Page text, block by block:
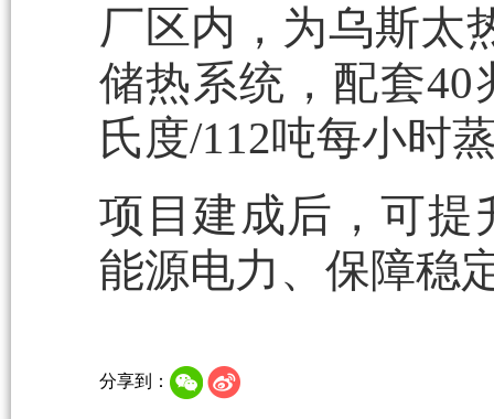
厂区内，为乌斯太
储热系统，配套40
氏度/112吨每小时
项目建成后，可提
能源电力、保障稳
分享到：